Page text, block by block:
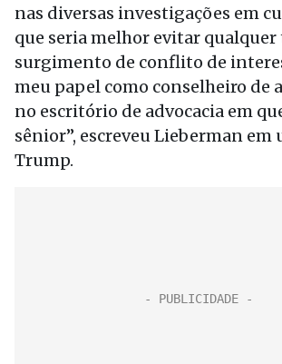
nas diversas investigações em
que seria melhor evitar qualquer
surgimento de conflito de
meu papel como conselheiro de
no escritório de advocacia em
sênior”, escreveu Lieberman em
Trump.